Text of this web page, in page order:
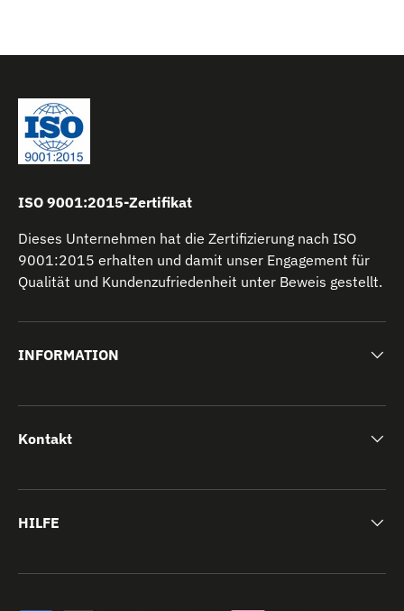
ISO 9001:2015-Zertifikat
Dieses Unternehmen hat die Zertifizierung nach ISO
9001:2015 erhalten und damit unser Engagement für
Qualität und Kundenzufriedenheit unter Beweis gestellt.
INFORMATION
Kontakt
HILFE